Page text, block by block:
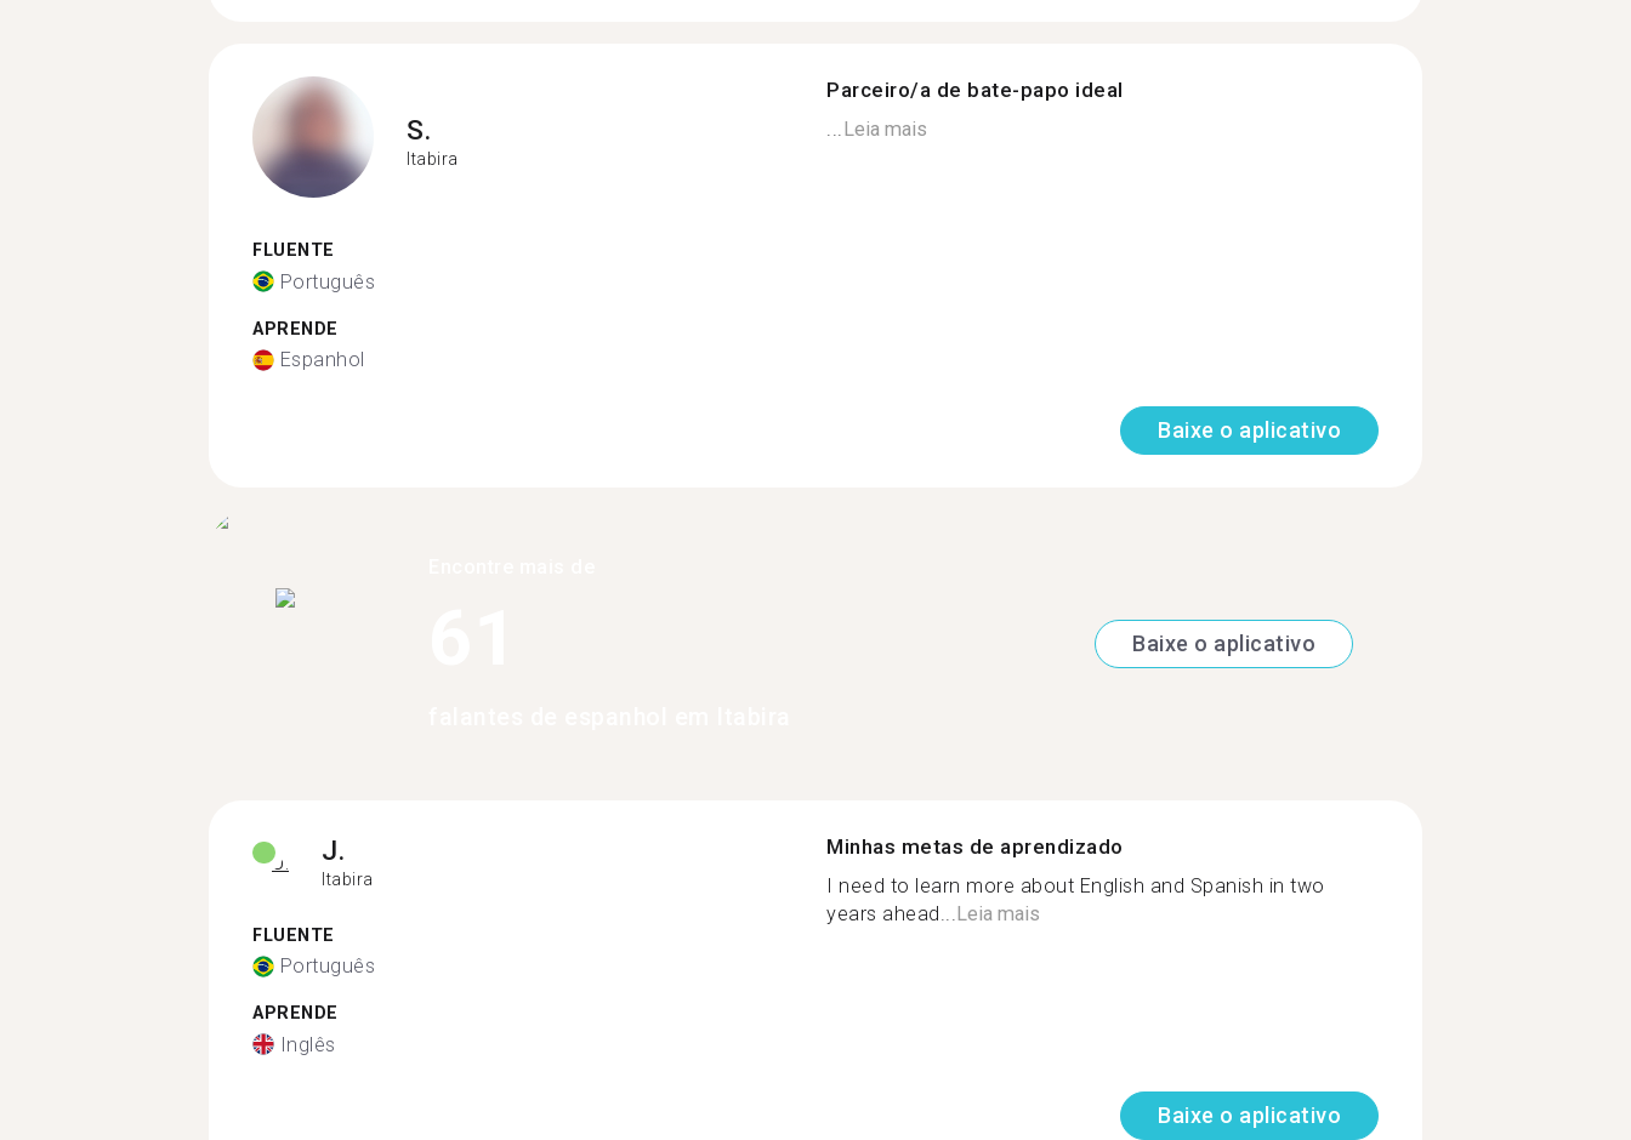
S.
Itabira
FLUENTE
Português
APRENDE
Espanhol
Parceiro/a de bate-papo ideal
...Leia mais
Baixe o aplicativo
Baixe o aplicativo
J.
Itabira
FLUENTE
Português
APRENDE
Inglês
Minhas metas de aprendizado
I need to learn more about English and Spanish in two
years ahead... Leia mais
Baixe o aplicativo